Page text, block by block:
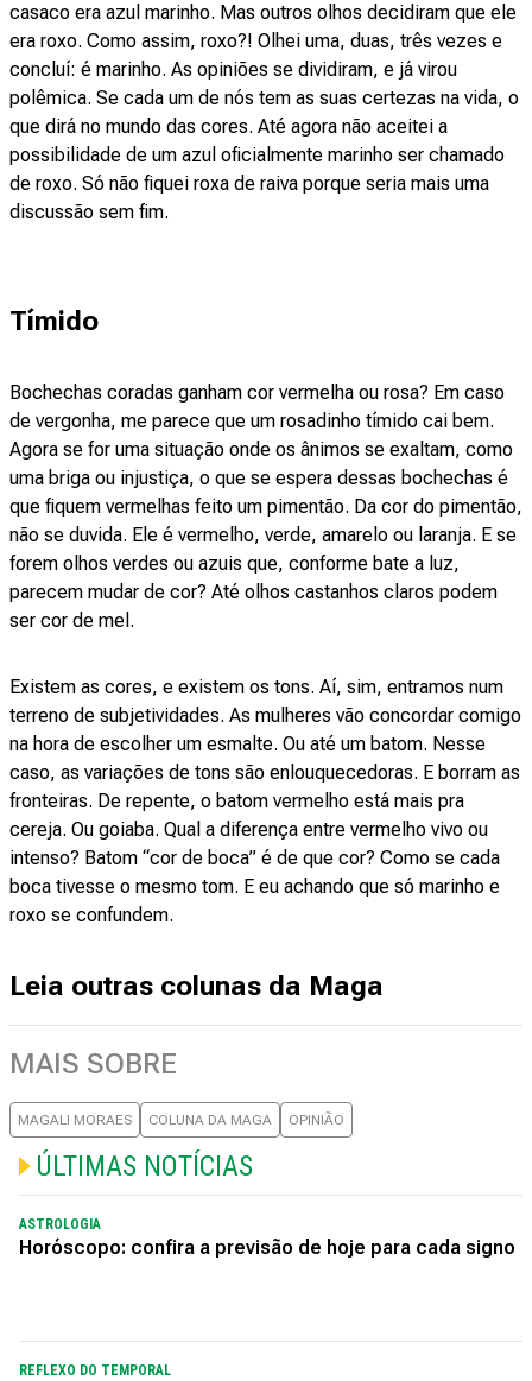
casaco era azul marinho. Mas outros olhos decidiram que ele
era roxo. Como assim, roxo?! Olhei uma, duas, três vezes e
concluí: é marinho. As opiniões se dividiram, e já virou
polêmica. Se cada um de nós tem as suas certezas na vida, o
que dirá no mundo das cores. Até agora não aceitei a
possibilidade de um azul oficialmente marinho ser chamado
de roxo. Só não fiquei roxa de raiva porque seria mais uma
discussão sem fim.
Tímido
Bochechas coradas ganham cor vermelha ou rosa? Em caso
de vergonha, me parece que um rosadinho tímido cai bem.
Agora se for uma situação onde os ânimos se exaltam, como
uma briga ou injustiça, o que se espera dessas bochechas é
que fiquem vermelhas feito um pimentão. Da cor do pimentão,
não se duvida. Ele é vermelho, verde, amarelo ou laranja. E se
forem olhos verdes ou azuis que, conforme bate a luz,
parecem mudar de cor? Até olhos castanhos claros podem
ser cor de mel.
Existem as cores, e existem os tons. Aí, sim, entramos num
terreno de subjetividades. As mulheres vão concordar comigo
na hora de escolher um esmalte. Ou até um batom. Nesse
caso, as variações de tons são enlouquecedoras. E borram as
fronteiras. De repente, o batom vermelho está mais pra
cereja. Ou goiaba. Qual a diferença entre vermelho vivo ou
intenso? Batom “cor de boca” é de que cor? Como se cada
boca tivesse o mesmo tom. E eu achando que só marinho e
roxo se confundem.
Leia outras colunas da Maga
MAIS SOBRE
MAGALI MORAES COLUNA DA MAGA OPINIÃO
ÚLTIMAS NOTÍCIAS
ASTROLOGIA
Horóscopo: confira a previsão de hoje para cada signo
REFLEXO DO TEMPORAL